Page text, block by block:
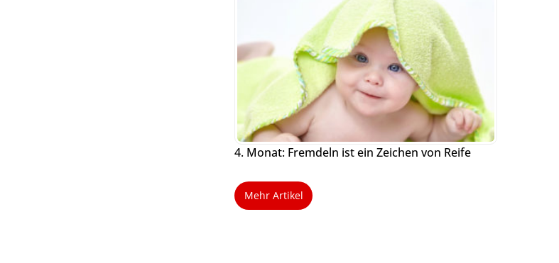
4. Monat: Fremdeln ist ein Zeichen von Reife
Mehr Artikel